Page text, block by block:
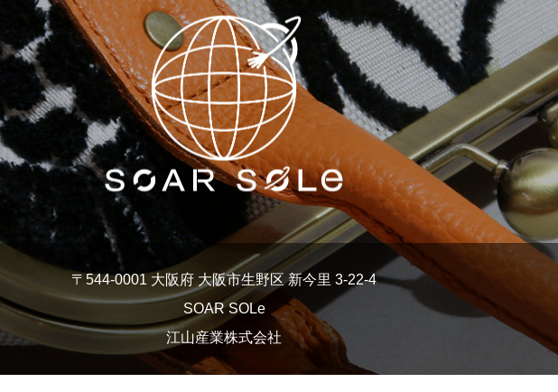
〒544-0001 大阪府 大阪市生野区 新今里 3-22-4
SOAR SOLe
江山産業株式会社